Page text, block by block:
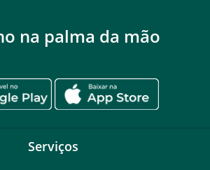
na palma da mão
Serviços